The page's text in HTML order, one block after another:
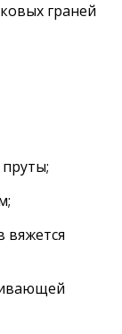
граней
вяжется